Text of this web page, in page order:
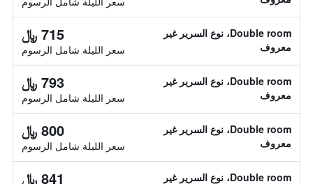
Double room، نوع السرير غير
معروف
715 ﷼
سعر الليلة شامل الرسوم
Double room، نوع السرير غير
معروف
793 ﷼
سعر الليلة شامل الرسوم
Double room، نوع السرير غير
معروف
800 ﷼
سعر الليلة شامل الرسوم
Double room، نوع السرير غير
841 ﷼